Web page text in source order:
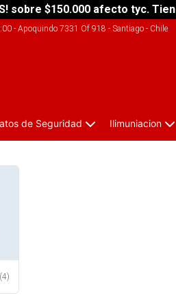
sobre $150.000 afecto tyc.
- Apoquindo 7331 Of 918 - Santiago - Chile
de Seguridad Ilimuniacion
(4)